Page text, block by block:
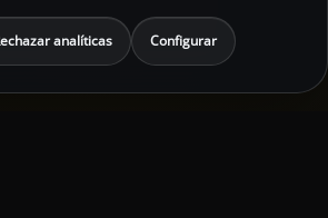
analíticas Configurar